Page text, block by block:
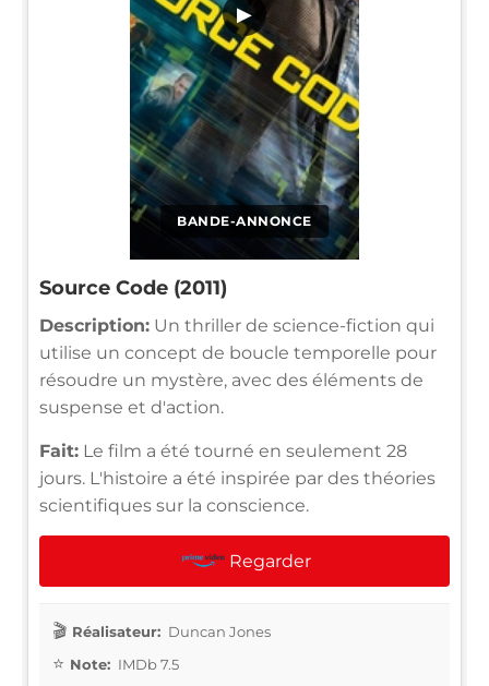
BANDE-ANNONCE
▶
Source Code (2011)
Description: Un thriller de science-fiction qui
utilise un concept de boucle temporelle pour
résoudre un mystère, avec des éléments de
suspense et d'action.
Fait: Le film a été tourné en seulement 28
jours. L'histoire a été inspirée par des théories
scientifiques sur la conscience.
Regarder
Réalisateur: Duncan Jones
Note: IMDb 7.5